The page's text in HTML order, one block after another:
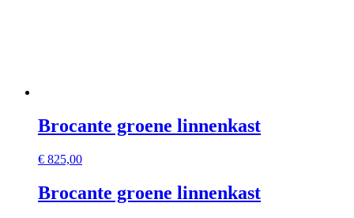
Brocante groene linnenkast
€ 825,00
Brocante groene linnenkast